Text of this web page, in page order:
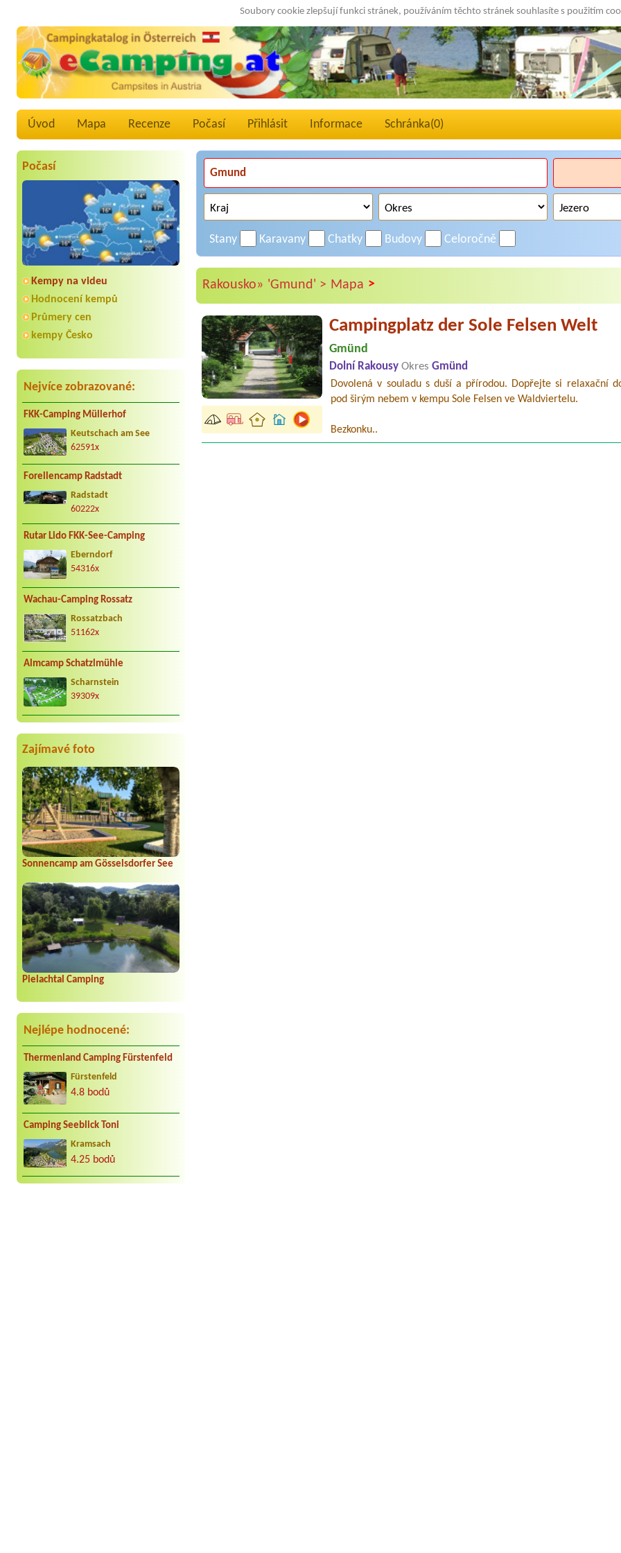
Soubory cookie zlepšují funkci stránek, používáním těchto stránek souhlasíte s použitím
Úvod Mapa Recenze Počasí Přihlásit Informace Schránka(0)
Počasí
Kempy na videu
Hodnocení kempů
Průmery cen
kempy Česko
Nejvíce zobrazované:
FKK-Camping Müllerhof
Keutschach am See
62591x
Forellencamp Radstadt
Radstadt
60222x
Rutar Lido FKK-See-Camping
Eberndorf
54316x
Wachau-Camping Rossatz
Rossatzbach
51162x
Almcamp Schatzlmühle
Scharnstein
39309x
Zajímavé foto
Sonnencamp am Gösselsdorfer See
Pielachtal Camping
Nejlépe hodnocené:
Thermenland Camping Fürstenfeld
Fürstenfeld
4.8 bodů
Camping Seeblick Toni
Kramsach
4.25 bodů
Stany Karavany Chatky Budovy Celoročně
Rakousko» 'Gmund' > Mapa >
Campingplatz der Sole Felsen Welt
Gmünd
Dolní RakousyOkres Gmünd
Dovolená v souladu s duší a přírodou. Dopřejte si relaxační
pod širým nebem v kempu Sole Felsen ve Waldviertelu.
Bezkonku..